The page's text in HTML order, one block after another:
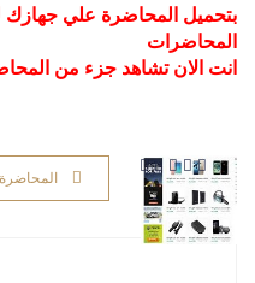
بتحميل المحاضرة علي جهازك
المحاضرات
انت الان تشاهد جزء من